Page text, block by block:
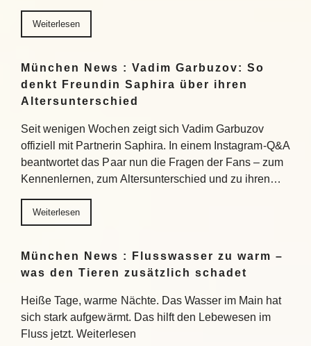
Weiterlesen
München News : Vadim Garbuzov: So
denkt Freundin Saphira über ihren
Altersunterschied
Seit wenigen Wochen zeigt sich Vadim Garbuzov
offiziell mit Partnerin Saphira. In einem Instagram-Q&A
beantwortet das Paar nun die Fragen der Fans – zum
Kennenlernen, zum Altersunterschied und zu ihren…
Weiterlesen
München News : Flusswasser zu warm –
was den Tieren zusätzlich schadet
Heiße Tage, warme Nächte. Das Wasser im Main hat
sich stark aufgewärmt. Das hilft den Lebewesen im
Fluss jetzt. Weiterlesen